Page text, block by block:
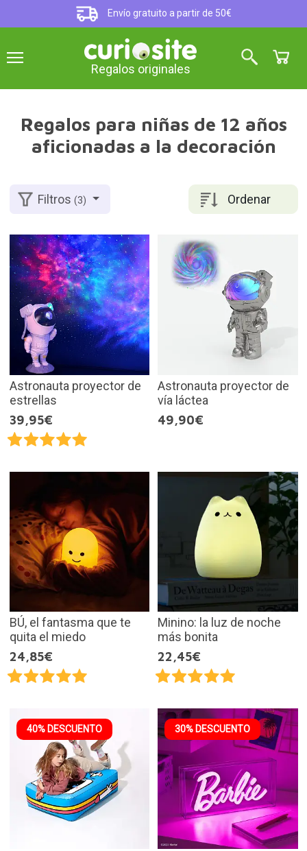
Envío gratuito a partir de 50€
Regalos originales
Regalos para niñas de 12 años
aficionadas a la decoración
Ordenar
Filtros(3)
Astronauta proyector de
estrellas
39,95€
Astronauta proyector de
vía láctea
49,90€
BÚ, el fantasma que te
quita el miedo
24,85€
Minino: la luz de noche
más bonita
22,45€
40% DESCUENTO 30% DESCUENTO